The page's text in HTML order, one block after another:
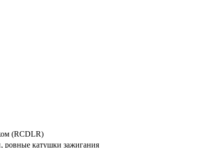
(RCDLR)
ровные катушки зажигания